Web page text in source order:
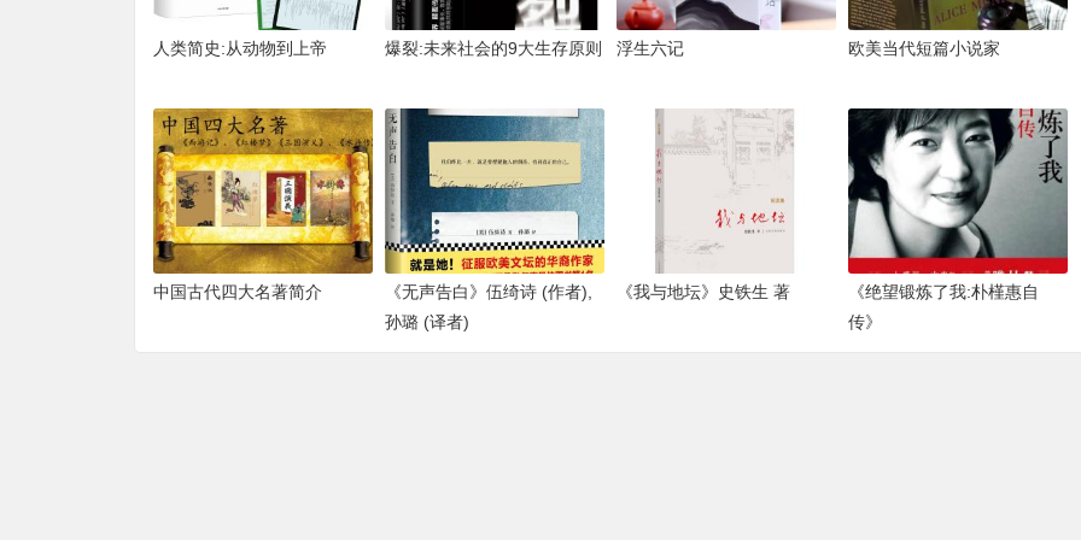
人类简史:从动物到上帝 爆裂:未来社会的9大生存原则 浮生六记 欧美当代短篇小说家
中国古代四大名著简介
《无声告白》伍绮诗 (作者),
孙璐 (译者)
《我与地坛》史铁生 著
《绝望锻炼了我:朴槿惠自
传》